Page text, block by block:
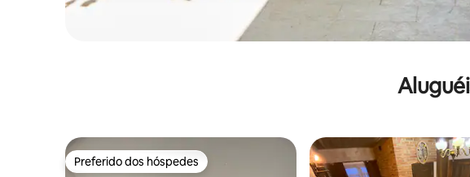
Preferido dos hóspedes
Preferido dos hóspedes